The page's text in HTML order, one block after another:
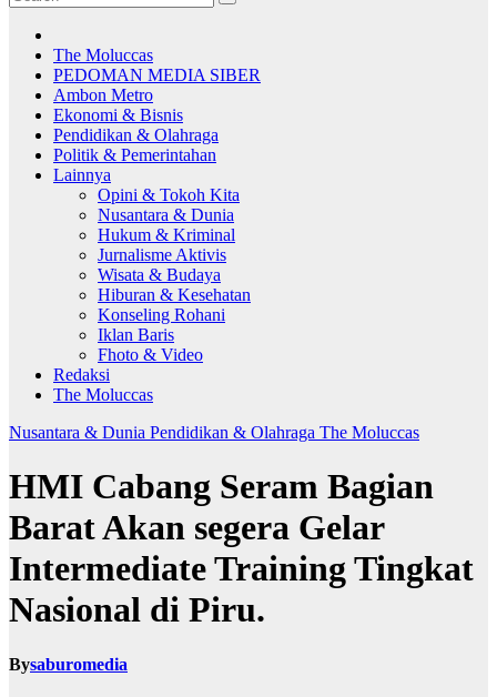
The Moluccas
PEDOMAN MEDIA SIBER
Ambon Metro
Ekonomi & Bisnis
Pendidikan & Olahraga
Politik & Pemerintahan
Lainnya
Opini & Tokoh Kita
Nusantara & Dunia
Hukum & Kriminal
Jurnalisme Aktivis
Wisata & Budaya
Hiburan & Kesehatan
Konseling Rohani
Iklan Baris
Fhoto & Video
Redaksi
The Moluccas
Nusantara & Dunia Pendidikan & Olahraga The Moluccas
HMI Cabang Seram Bagian
Barat Akan segera Gelar
Intermediate Training Tingkat
Nasional di Piru.
Bysaburomedia